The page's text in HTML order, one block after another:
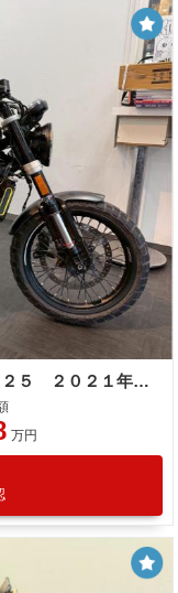
ＨＵＳＱＶＡＲＮＡ スヴァルトピレン１２５ ２０２１年モデル
万円